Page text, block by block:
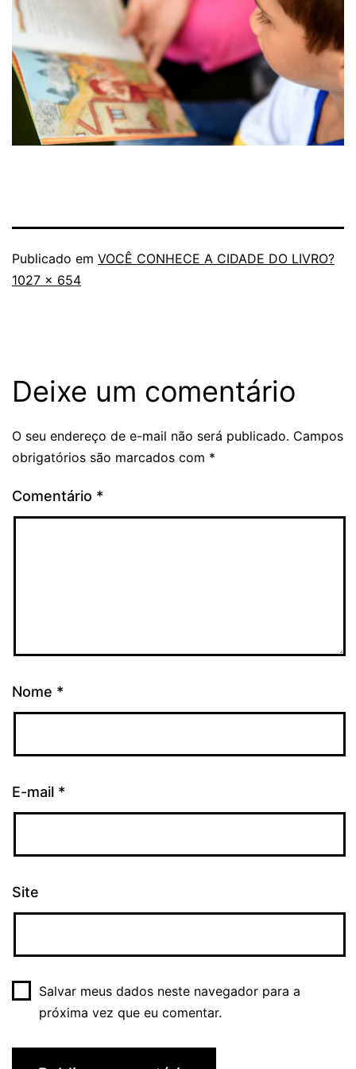
Publicado em VOCÊ CONHECE A CIDADE DO LIVRO?
Tamanho
1027 × 654
Deixe um comentário
O seu endereço de e-mail não será publicado. Campos
obrigatórios são marcados com *
Comentário *
Nome *
E-mail *
Site
Salvar meus dados neste navegador para a
próxima vez que eu comentar.